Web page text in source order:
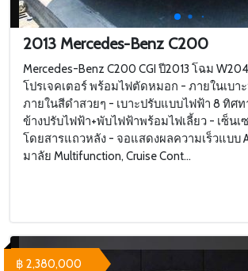
2013 Mercedes-Benz C200
Mercedes-Benz C200 CGI ปี2013 โฉม
โปรเจคเตอร์ พร้อมไฟตัดหมอก - ภายในเบา
ภายในสีดำสวยๆ - เบาะปรับแบบไฟฟ้า 8 ทิศท
ข้างปรับไฟฟ้า+พับไฟฟ้าพร้อมไฟเลี้ยว - เซ็น
โดยสารแถวหลัง - จอแสดงผลความเร็วแบบ
มาลัย Multifunction, Cruise Cont...
฿ 2,380,000